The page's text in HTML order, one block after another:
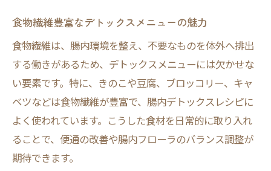
食物繊維豊富なデトックスメニューの魅力
食物繊維は、腸内環境を整え、不要なものを体外へ排出
する働きがあるため、デトックスメニューには欠かせな
い要素です。特に、きのこや豆腐、ブロッコリー、キャ
ベツなどは食物繊維が豊富で、腸内デトックスレシピに
よく使われています。こうした食材を日常的に取り入れ
ることで、便通の改善や腸内フローラのバランス調整が
期待できます。